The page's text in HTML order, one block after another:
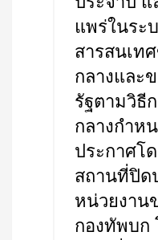
แพร่ในระ
สารสนเท
กลางและ
รัฐตามวิธี
กลางกำห
ประกาศโ
สถานที่ปิด
หน่วยงาน
กองทัพบก